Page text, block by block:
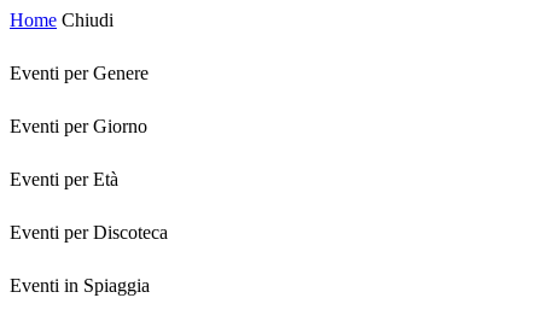
Home Chiudi
Eventi per Genere
Eventi per Giorno
Eventi per Età
Eventi per Discoteca
Eventi in Spiaggia